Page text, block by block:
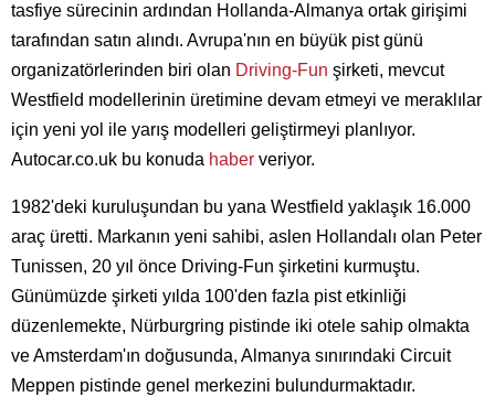
tasfiye sürecinin ardından Hollanda-Almanya ortak girişimi
tarafından satın alındı. Avrupa'nın en büyük pist günü
organizatörlerinden biri olan Driving-Fun şirketi, mevcut
Westfield modellerinin üretimine devam etmeyi ve meraklılar
için yeni yol ile yarış modelleri geliştirmeyi planlıyor.
Autocar.co.uk bu konuda haber veriyor.
1982'deki kuruluşundan bu yana Westfield yaklaşık 16.000
araç üretti. Markanın yeni sahibi, aslen Hollandalı olan Peter
Tunissen, 20 yıl önce Driving-Fun şirketini kurmuştu.
Günümüzde şirketi yılda 100'den fazla pist etkinliği
düzenlemekte, Nürburgring pistinde iki otele sahip olmakta
ve Amsterdam'ın doğusunda, Almanya sınırındaki Circuit
Meppen pistinde genel merkezini bulundurmaktadır.